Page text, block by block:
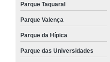
Parque Taquaral
Parque Valença
Parque da Hípica
Parque das Universidades